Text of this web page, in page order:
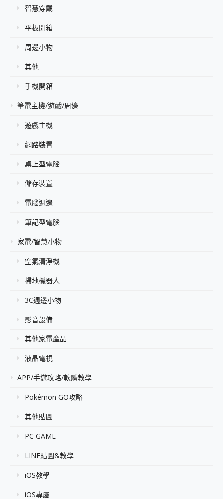
智慧穿戴
平板開箱
周邊小物
其他
手機開箱
筆電主機/遊戲/周邊
遊戲主機
網路裝置
桌上型電腦
儲存裝置
電腦週邊
筆記型電腦
家電/智慧小物
空氣清淨機
掃地機器人
3C週邊小物
影音設備
其他家電產品
液晶電視
APP/手遊攻略/軟體教學
Pokémon GO攻略
其他貼圖
PC GAME
LINE貼圖&教學
iOS教學
iOS專屬